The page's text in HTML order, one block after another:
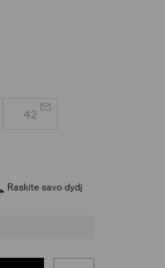
42
Raskite savo dydį